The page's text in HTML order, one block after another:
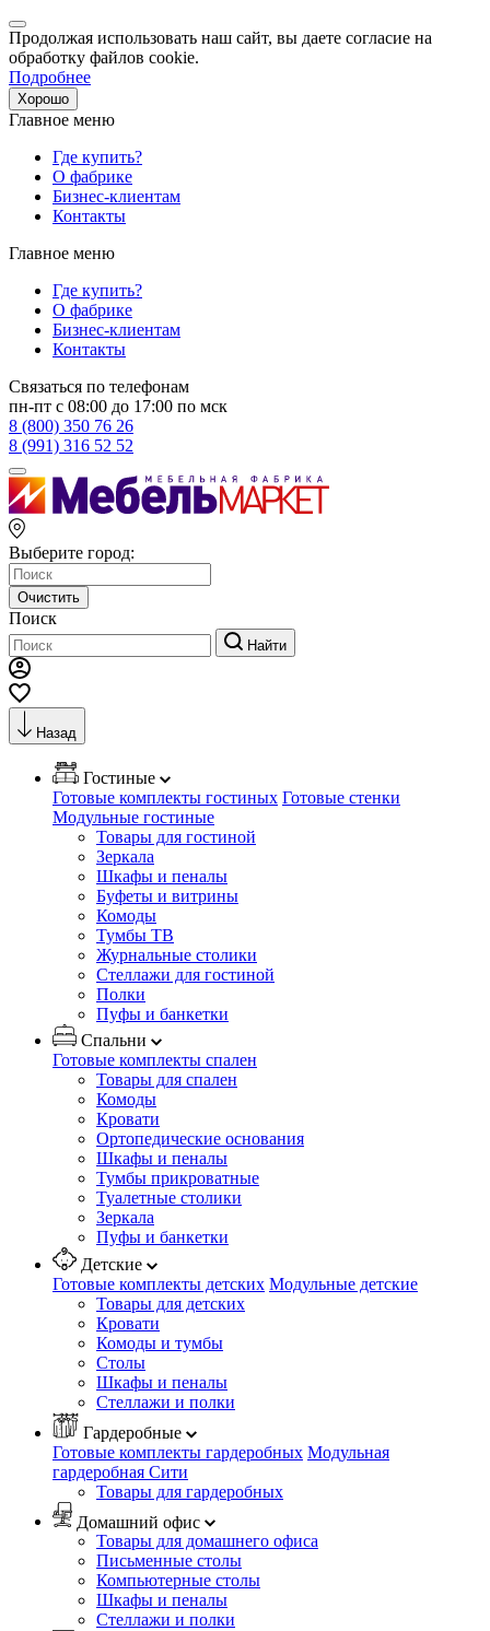
Продолжая использовать наш сайт, вы даете согласие на
обработку файлов cookie.
Подробнее
Хорошо
Главное меню
Где купить?
О фабрике
Бизнес-клиентам
Контакты
Главное меню
Где купить?
О фабрике
Бизнес-клиентам
Контакты
Связаться по телефонам
пн-пт с 08:00 до 17:00 по мск
8 (800) 350 76 26
8 (991) 316 52 52
Выберите город:
Очистить
Поиск
Найти
Назад
Гостиные
Готовые комплекты гостиных Готовые стенки
Модульные гостиные
Товары для гостиной
Зеркала
Шкафы и пеналы
Буфеты и витрины
Комоды
Тумбы ТВ
Журнальные столики
Стеллажи для гостиной
Полки
Пуфы и банкетки
Спальни
Готовые комплекты спален
Товары для спален
Комоды
Кровати
Ортопедические основания
Шкафы и пеналы
Тумбы прикроватные
Туалетные столики
Зеркала
Пуфы и банкетки
Детские
Готовые комплекты детских Модульные детские
Товары для детских
Кровати
Комоды и тумбы
Столы
Шкафы и пеналы
Стеллажи и полки
Гардеробные
Готовые комплекты гардеробных Модульная
гардеробная Сити
Товары для гардеробных
Домашний офис
Товары для домашнего офиса
Письменные столы
Компьютерные столы
Шкафы и пеналы
Стеллажи и полки